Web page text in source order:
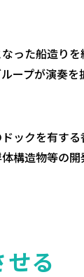
った船造り
ープが演奏
ックを有す
構造物等の
る